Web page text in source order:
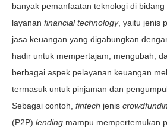
banyak pemanfaatan teknologi di
layanan financial technology, yaitu jenis
jasa keuangan yang digabungkan
hadir untuk mempertajam, mengubah,
berbagai aspek pelayanan keuangan
termasuk untuk pinjaman dan
Sebagai contoh, fintech jenis
(P2P) lending mampu mempertemukan